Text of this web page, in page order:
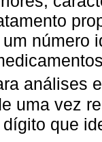
número
análises
uma vez
que